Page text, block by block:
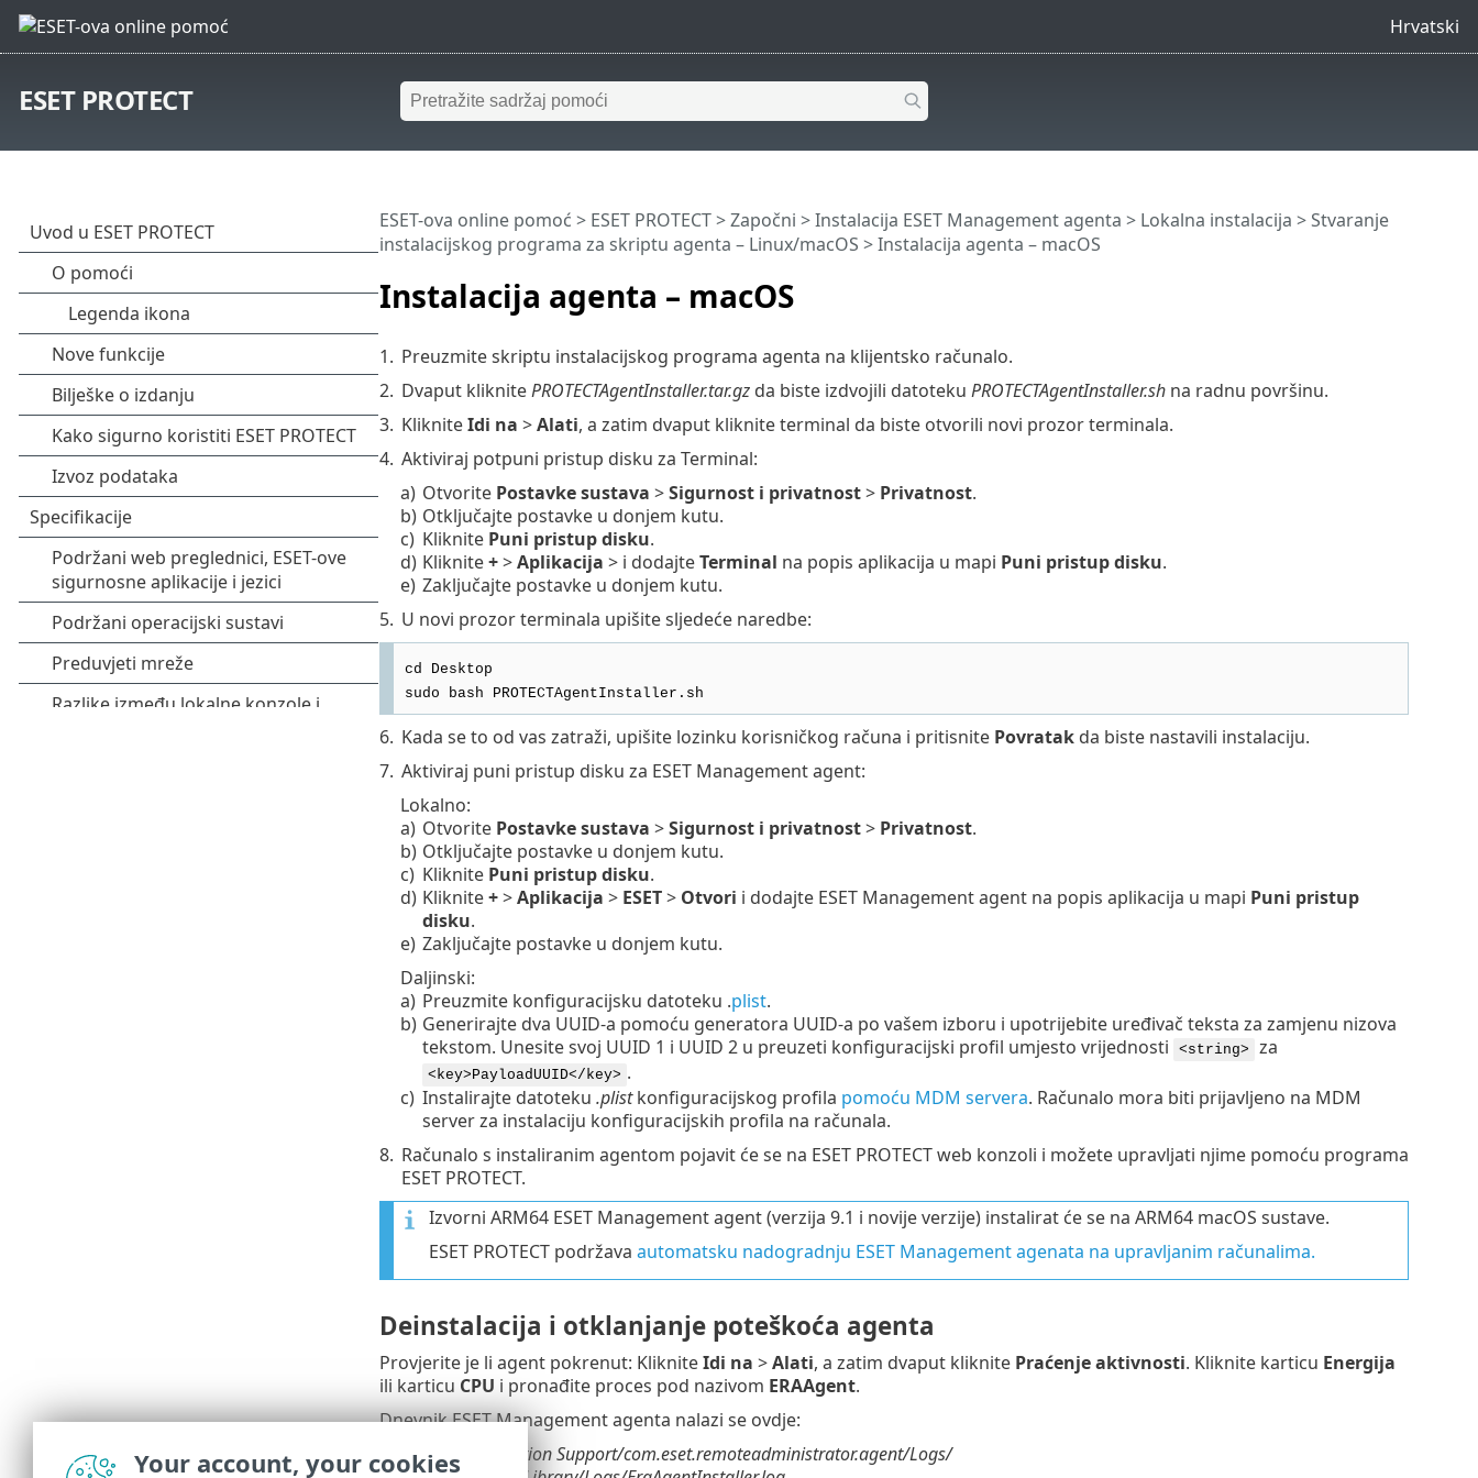
Hrvatski
ESET PROTECT
Instalacija agenta – macOS
ESET-ova online pomoć > ESET PROTECT>Započni >Instalacija ESET Management agenta > Lokalna instalacija >Stvaranje
instalacijskog programa za skriptu agenta – Linux/macOS > Instalacija agenta – macOS
1. Preuzmite skriptu instalacijskog programa agenta na klijentsko računalo.
2. Dvaput kliknitePROTECTAgentInstaller.tar.gzda biste izdvojili datoteku PROTECTAgentInstaller.shna radnu površinu.
3. KlikniteIdi na >Alati, a zatim dvaput kliknite terminal da biste otvorili novi prozor terminala.
4. Aktiviraj potpuni pristup disku za Terminal:
a) Otvorite Postavke sustava >Sigurnost i privatnost> Privatnost.
b) Otključajte postavke u donjem kutu.
c) Kliknite Puni pristup disku.
d) Kliknite+>Aplikacija > i dodajteTerminal na popis aplikacija u mapi Puni pristup disku.
e) Zaključajte postavke u donjem kutu.
5. U novi prozor terminala upišite sljedeće naredbe:
cd Desktop
sudo bash PROTECTAgentInstaller.sh
6. Kada se to od vas zatraži, upišite lozinku korisničkog računa i pritisnite Povratakda biste nastavili instalaciju.
7. Aktiviraj puni pristup disku za ESET Management agent:
Lokalno:
a) Otvorite Postavke sustava >Sigurnost i privatnost> Privatnost.
b) Otključajte postavke u donjem kutu.
c) Kliknite Puni pristup disku.
d) Kliknite+>Aplikacija > ESET> Otvori i dodajte ESET Management agent na popis aplikacija u mapi Puni pristup
disku.
e) Zaključajte postavke u donjem kutu.
Daljinski:
a) Preuzmite konfiguracijsku datoteku .plist.
b) Generirajte dva UUID-a pomoću generatora UUID-a po vašem izboru i upotrijebite uređivač teksta za zamjenu nizova
tekstom. Unesite svoj UUID 1 i UUID 2 u preuzeti konfiguracijski profil umjesto vrijednosti
<string> za
<key>PayloadUUID</key> .
c) Instalirajte datoteku .plistkonfiguracijskog profila pomoću MDM servera. Računalo mora biti prijavljeno na MDM
server za instalaciju konfiguracijskih profila na računala.
8. Računalo s instaliranim agentom pojavit će se na ESET PROTECT web konzoli i možete upravljati njime pomoću programa
ESET PROTECT.
Izvorni ARM64 ESET Management agent (verzija 9.1 i novije verzije) instalirat će se na ARM64 macOS sustave.
ESET PROTECT podržava automatsku nadogradnju ESET Management agenata na upravljanim računalima.
Deinstalacija i otklanjanje poteškoća agenta
Provjerite je li agent pokrenut: KlikniteIdi na >Alati, a zatim dvaput kliknite Praćenje aktivnosti. Kliknite karticu Energija
ili karticu CPU i pronađite proces pod nazivom ERAAgent.
Dnevnik ESET Management agenta nalazi se ovdje:
/Library/Application Support/com.eset.remoteadministrator.agent/Logs/
Your account, your cookies